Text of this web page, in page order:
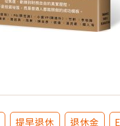
提早退休 退休金